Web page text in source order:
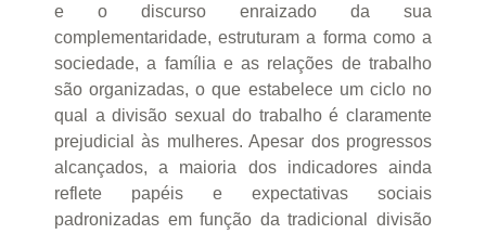
e o discurso enraizado da sua
complementaridade, estruturam a forma como a
sociedade, a família e as relações de trabalho
são organizadas, o que estabelece um ciclo no
qual a divisão sexual do trabalho é claramente
prejudicial às mulheres. Apesar dos progressos
alcançados, a maioria dos indicadores ainda
reflete papéis e expectativas sociais
padronizadas em função da tradicional divisão